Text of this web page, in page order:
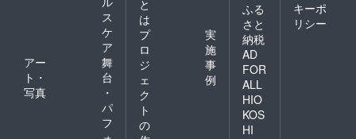
ス
ケ
ア
アー
ト・
写真
舞
台
・
パ
フ
と
は
プ
ロ
ジ
ェ
ク
ト
の
実
施
事
例
ふる
さと
納税
AD
FOR
ALL
HIO
KOS
HI
キーポ
リシー